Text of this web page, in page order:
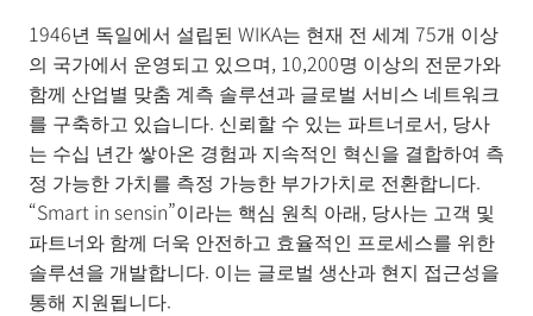
품
BUSINESS
& 기술 문
의
소
식
및
용
1946년 독일에서 설립된 WIKA는 현재 전 세계 75개 이상
의 국가에서 운영되고 있으며, 10,200명 이상의 전문가와
함께 산업별 맞춤 계측 솔루션과 글로벌 서비스 네트워크
를 구축하고 있습니다. 신뢰할 수 있는 파트너로서, 당사
는 수십 년간 쌓아온 경험과 지속적인 혁신을 결합하여 측
정 가능한 가치를 측정 가능한 부가가치로 전환합니다.
“Smart in sensin”이라는 핵심 원칙 아래, 당사는 고객 및
파트너와 함께 더욱 안전하고 효율적인 프로세스를 위한
솔루션을 개발합니다. 이는 글로벌 생산과 현지 접근성을
통해 지원됩니다.